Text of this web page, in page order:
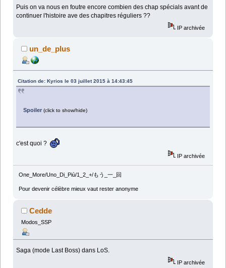
Puis on va nous en foutre encore combien des chap spécials avant de
continuer l'histoire ave des chapitres réguliers ??
IP archivée
un_de_plus
Citation de: Kyrios le 03 juillet 2015 à 14:43:45
Spoiler (click to show/hide)
c'est quoi ?
IP archivée
One_More/Uno_Di_Più/1_2_+/もう_一_回
Pour devenir célèbre mieux vaut rester anonyme
Cedde
Modos_SSP
Saga (mode Last Boss) dans LoS.
IP archivée